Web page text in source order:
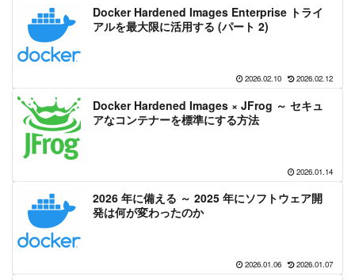
Docker Hardened Images Enterprise トライ
アルを最大限に活用する (パート 2)
2026.02.10 2026.02.12
Docker Hardened Images × JFrog ～ セキュ
アなコンテナーを標準にする方法
2026.01.14
2026 年に備える ～ 2025 年にソフトウェア開
発は何が変わったのか
2026.01.06 2026.01.07